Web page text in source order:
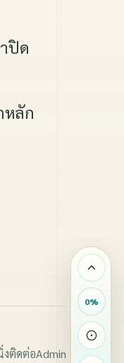
ปิด
หลัก
0%
ติดต่อAdmin